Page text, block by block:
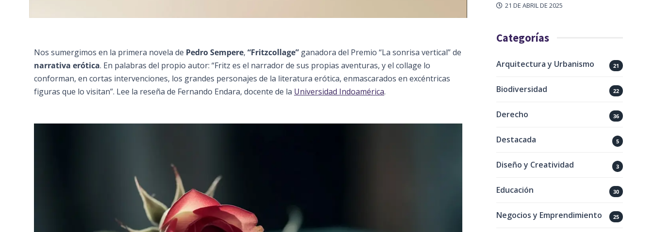
Nos sumergimos en la primera novela de Pedro Sempere, “Fritzcollage” ganadora del Premio “La sonrisa vertical” de
narrativa erótica. En palabras del propio autor: “Fritz es el narrador de sus propias aventuras, y el collage lo
conforman, en cortas intervenciones, los grandes personajes de la literatura erótica, enmascarados en excéntricas
figuras que lo visitan”. Lee la reseña de Fernando Endara, docente de la Universidad Indoamérica.
21 DE ABRIL DE 2025
Categorías
Arquitectura y Urbanismo 21
Biodiversidad 22
Derecho 36
Destacada 5
Diseño y Creatividad 3
Educación 30
Negocios y Emprendimiento 25